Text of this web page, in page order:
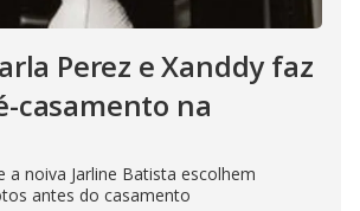
Perez e Xanddy faz
casamento na
a noiva Jarline Batista escolhem
antes do casamento